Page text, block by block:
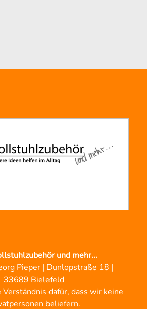
und mehr...
Pieper | Dunlopstraße 18 |
33689 Bielefeld
dafür, dass wir keine
beliefern.